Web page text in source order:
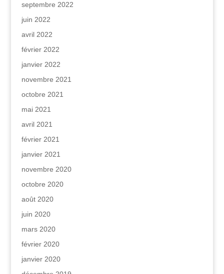
septembre 2022
juin 2022
avril 2022
février 2022
janvier 2022
novembre 2021
octobre 2021
mai 2021
avril 2021
février 2021
janvier 2021
novembre 2020
octobre 2020
août 2020
juin 2020
mars 2020
février 2020
janvier 2020